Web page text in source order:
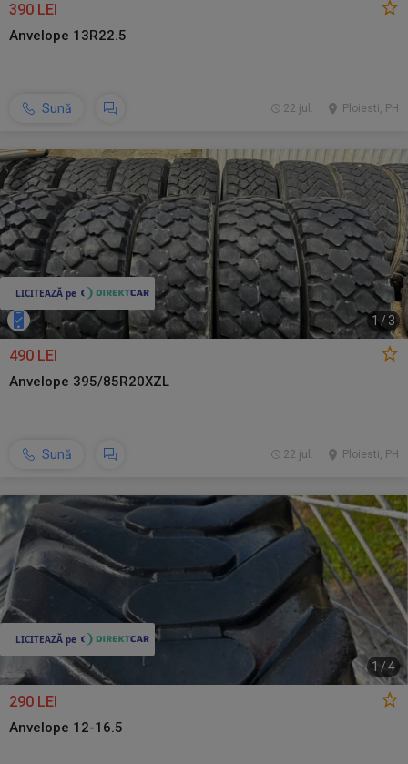
390 LEI
Anvelope 13R22.5
Sună Ploiesti, PH
22 jul.
1 / 3
490 LEI
Anvelope 395/85R20XZL
Sună Ploiesti, PH
22 jul.
1 /4
290 LEI
Anvelope 12-16.5